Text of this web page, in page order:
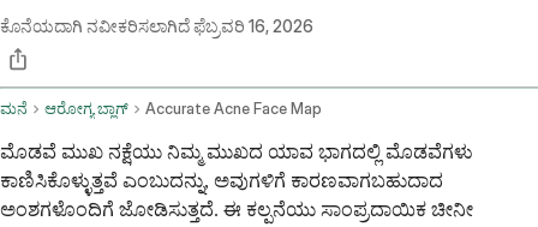
ಕೊನೆಯದಾಗಿ ನವೀಕರಿಸಲಾಗಿದೆಫೆಬ್ರವರಿ 16, 2026
ಮನೆ ಆರೋಗ್ಯ ಬ್ಲಾಗ್ Accurate Acne Face Map
ಮೊಡವೆ ಮುಖ ನಕ್ಷೆಯು ನಿಮ್ಮ ಮುಖದ ಯಾವ ಭಾಗದಲ್ಲಿ ಮೊಡವೆಗಳು
ಕಾಣಿಸಿಕೊಳ್ಳುತ್ತವೆ ಎಂಬುದನ್ನು, ಅವುಗಳಿಗೆ ಕಾರಣವಾಗಬಹುದಾದ
ಅಂಶಗಳೊಂದಿಗೆ ಜೋಡಿಸುತ್ತದೆ. ಈ ಕಲ್ಪನೆಯು ಸಾಂಪ್ರದಾಯಿಕ ಚೀನೀ